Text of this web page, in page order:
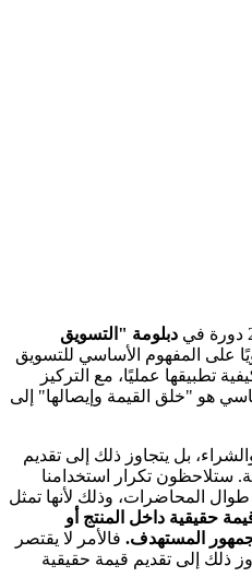
دبلومة "التسويق
على المفهوم الأساسي للتسويق
تطبيقها عمليًا، مع التركيز
هو "خلق القيمة وإيصالها" إلى
بل يتجاوز ذلك إلى تقديم
ستلاحظون تكرار استخدامنا
المحاضرات، وذلك لأنها تمثل
حقيقية داخل المنتج أو
المستهدف. فالأمر لا يقتصر
ذلك إلى تقديم قيمة حقيقية